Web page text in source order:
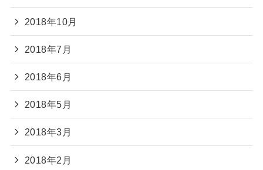
2018年10月
2018年7月
2018年6月
2018年5月
2018年3月
2018年2月